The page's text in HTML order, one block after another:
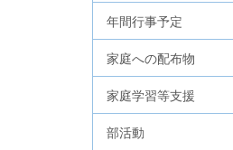
年間行事予定
家庭への配布物
家庭学習等支援
部活動